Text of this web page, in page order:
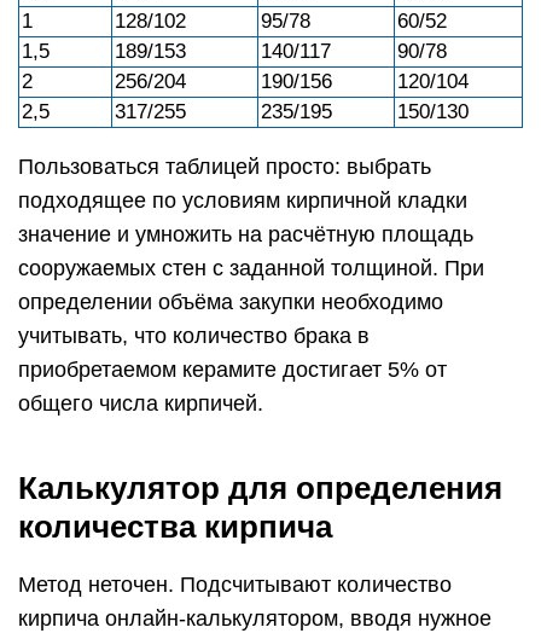
1
128/102 95/78
60/52
1,5
189/153 140/117
90/78
2
256/204 190/156
120/104
2,5
317/255 235/195 150/130
Пользоваться таблицей просто: выбрать
подходящее по условиям кирпичной кладки
значение и умножить на расчётную площадь
сооружаемых стен с заданной толщиной. При
определении объёма закупки необходимо
учитывать, что количество брака в
приобретаемом керамите достигает 5% от
общего числа кирпичей.
Калькулятор для определения
количества кирпича
Метод неточен. Подсчитывают количество
кирпича онлайн-калькулятором, вводя нужное